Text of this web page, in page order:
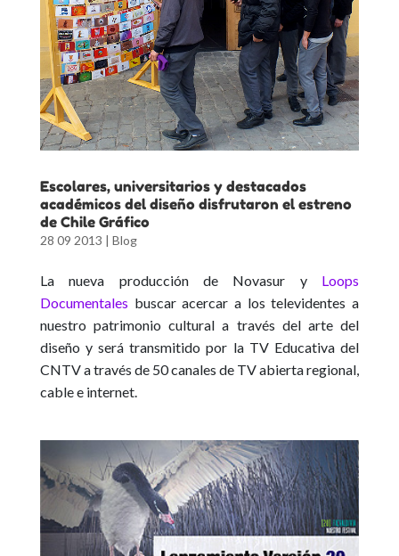
Escolares, universitarios y destacados
académicos del diseño disfrutaron el estreno
de Chile Gráfico
28 09 2013 | Blog
La nueva producción de Novasur y Loops
Documentales buscar acercar a los televidentes a
nuestro patrimonio cultural a través del arte del
diseño y será transmitido por la TV Educativa del
CNTV a través de 50 canales de TV abierta regional,
cable e internet.